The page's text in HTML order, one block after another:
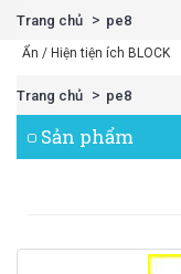
Trang chủ pe8
Ẩn / Hiện tiện ích BLOCK
Trang chủ pe8
Sản phẩm